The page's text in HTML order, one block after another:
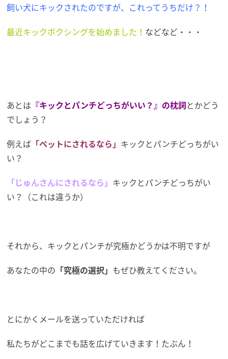
飼い犬にキックされたのですが、これってうちだけ？！
最近キックボクシングを始めました！ などなど・・・
あとは 『キックとパンチどっちがいい？』の枕詞とかどう
でしょう？
例えば 「ペットにされるなら」 キックとパンチどっちがい
い？
「じゅんさんにされるなら」 キックとパンチどっちがい
い？
（これは違うか）
それから、キックとパンチが究極かどうかは不明ですが
あなたの中の 「究極の選択」 もぜひ教えてください。
とにかくメールを送っていただければ
私たちがどこまでも話を広げていきます！たぶん！